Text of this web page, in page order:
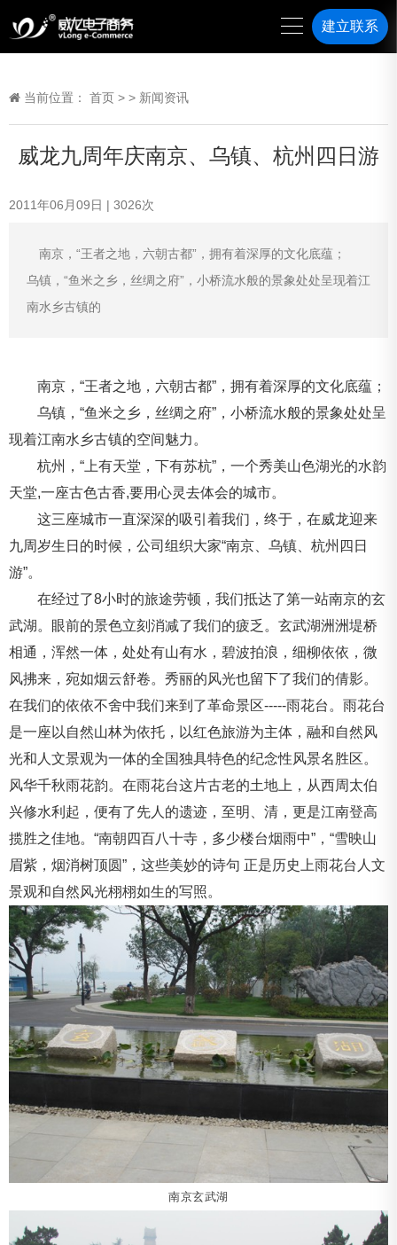
建立联系
当前位置： 首页 > > 新闻资讯
威龙九周年庆南京、乌镇、杭州四日游
2011年06月09日 | 3026次
南京，“王者之地，六朝古都”，拥有着深厚的文化底蕴；
乌镇，“鱼米之乡，丝绸之府”，小桥流水般的景象处处呈现着江
南水乡古镇的
南京，“王者之地，六朝古都”，拥有着深厚的文化底蕴；
乌镇，“鱼米之乡，丝绸之府”，小桥流水般的景象处处呈
现着江南水乡古镇的空间魅力。
杭州，“上有天堂，下有苏杭”，一个秀美山色湖光的水韵
天堂,一座古色古香,要用心灵去体会的城市。
这三座城市一直深深的吸引着我们，终于，在威龙迎来
九周岁生日的时候，公司组织大家“南京、乌镇、杭州四日
游”。
在经过了8小时的旅途劳顿，我们抵达了第一站南京的玄
武湖。眼前的景色立刻消减了我们的疲乏。玄武湖洲洲堤桥
相通，浑然一体，处处有山有水，碧波拍浪，细柳依依，微
风拂来，宛如烟云舒卷。秀丽的风光也留下了我们的倩影。
在我们的依依不舍中我们来到了革命景区-----雨花台。雨花台
是一座以自然山林为依托，以红色旅游为主体，融和自然风
光和人文景观为一体的全国独具特色的纪念性风景名胜区。
风华千秋雨花韵。在雨花台这片古老的土地上，从西周太伯
兴修水利起，便有了先人的遗迹，至明、清，更是江南登高
揽胜之佳地。“南朝四百八十寺，多少楼台烟雨中”，“雪映山
眉紫，烟消树顶圆”，这些美妙的诗句 正是历史上雨花台人文
景观和自然风光栩栩如生的写照。
南京玄武湖